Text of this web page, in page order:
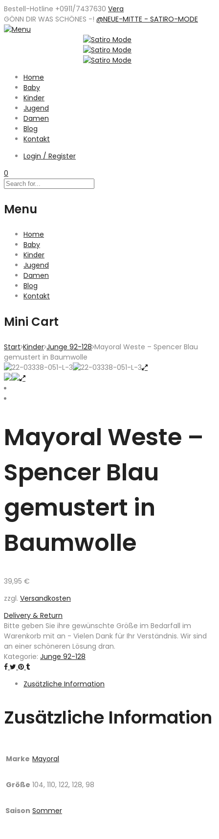
Bestell-Hotline +0911/7437630 Vera
GÖNN DIR WAS SCHÖNES -! @NEUE-MITTE - SATIRO-MODE
Home
Baby
Kinder
Jugend
Damen
Blog
Kontakt
Login / Register
0
Menu
Home
Baby
Kinder
Jugend
Damen
Blog
Kontakt
Mini Cart
Start Kinder Junge 92-128 Mayoral Weste – Spencer Blau
gemustert in Baumwolle
Mayoral Weste –
Spencer Blau
gemustert in
Baumwolle
39,95 €
zzgl. Versandkosten
Delivery & Return
Bitte geben Sie ihre gewünschte Größe im Bedarfall im
Warenkorb mit an - Vielen Dank für Ihr Verständnis. Wir sind
an einer schöneren Lösung dran.
Kategorie: Junge 92-128
Zusätzliche Information
Zusätzliche Information
Marke Mayoral
Größe 104, 110, 122, 128, 98
Saison Sommer